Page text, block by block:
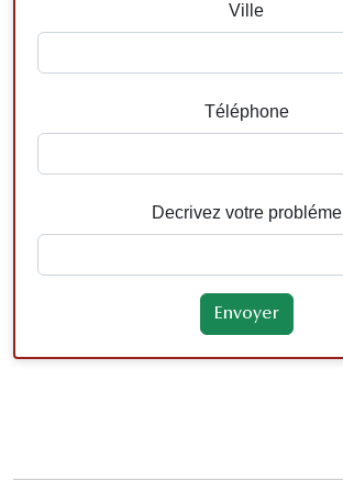
Ville
Téléphone
Decrivez votre probléme